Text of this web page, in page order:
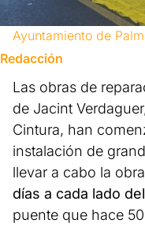
Ayuntamiento de
Redacción
Las obras de
de Jacint
Cintura, han
instalación de
llevar a cabo la
días a cada lado
puente que hace